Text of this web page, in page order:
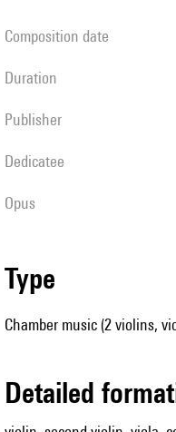
composition date
duration
publisher
Dedicatee
Opus
type
Chamber music (2 violins,
detailed